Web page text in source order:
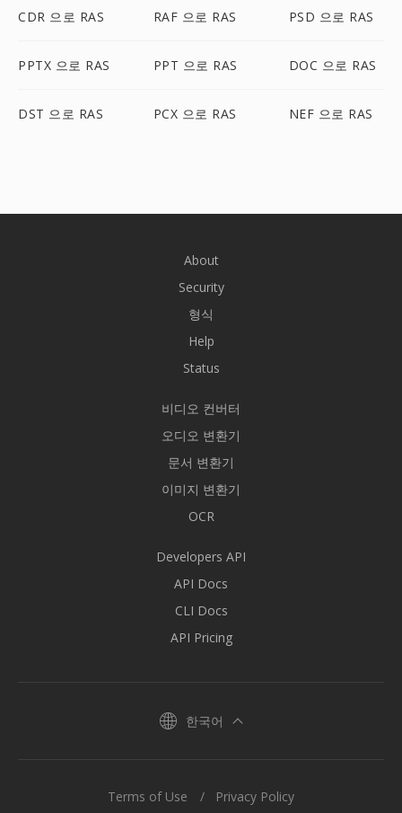
CDR 으로 RAS RAF 으로 RAS PSD 으로 RAS
PPTX 으로 RAS PPT 으로 RAS DOC 으로 RAS
DST 으로 RAS PCX 으로 RAS NEF 으로 RAS
About
Security
형식
Help
Status
비디오 컨버터
오디오 변환기
문서 변환기
이미지 변환기
OCR
Developers API
API Docs
CLI Docs
API Pricing
한국어
Terms of Use Privacy Policy